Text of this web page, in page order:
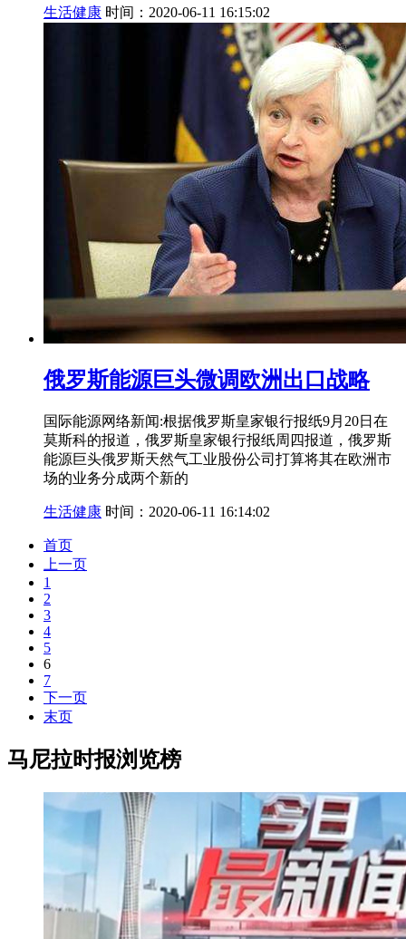
生活健康 时间：2020-06-11 16:15:02
俄罗斯能源巨头微调欧洲出口战略
国际能源网络新闻:根据俄罗斯皇家银行报纸9月20日在
莫斯科的报道，俄罗斯皇家银行报纸周四报道，俄罗斯
能源巨头俄罗斯天然气工业股份公司打算将其在欧洲市
场的业务分成两个新的
生活健康 时间：2020-06-11 16:14:02
首页
上一页
1
2
3
4
5
6
7
下一页
末页
马尼拉时报浏览榜